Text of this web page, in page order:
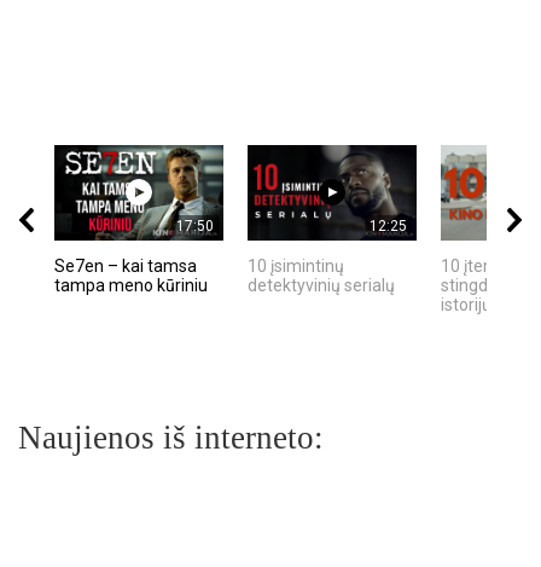
17:50
Se7en – kai tamsa
tampa meno kūriniu
12:25
10 įsimintinų
detektyvinių serialų
10 įtemptų,
stingdančių
istorijų
Naujienos iš interneto: